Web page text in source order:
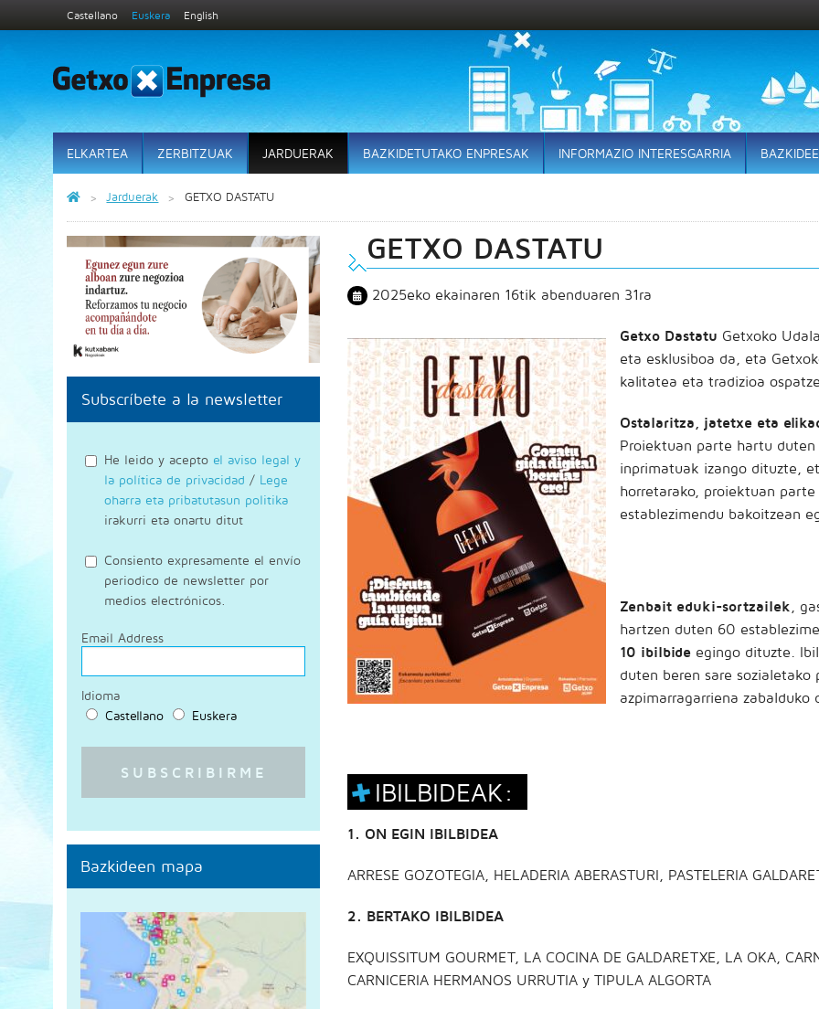
Castellano Euskera English
ELKARTEA ZERBITZUAK JARDUERAK BAZKIDETUTAKO ENPRESAK INFORMAZIO INTERESGARRIA
Jarduerak GETXO DASTATU
GETXO DASTATU
2025eko ekainaren 16tik abenduaren 31ra
Getxo Dastatu Getxoko
eta esklusiboa da, eta
kalitatea eta tradizioa
Ostalaritza, jatetxe eta
Proiektuan parte hartu
inprimatuak izango dituzte,
horretarako, proiektuan
establezimendu bakoitzean
Zenbait eduki-sortzailek ,
hartzen duten 60
10 ibilbide egingo dituzte.
duten beren sare
azpimarragarriena zabalduko
IBILBIDEAK:
1. ON EGIN IBILBIDEA
ARRESE GOZOTEGIA, HELADERIA ABERASTURI, PASTELERIA
2. BERTAKO IBILBIDEA
EXQUISSITUM GOURMET, LA COCINA DE GALDARETXE, LA OKA,
CARNICERIA HERMANOS URRUTIA y TIPULA ALGORTA
Subscríbete a la newsletter
He leido y acepto el aviso legal y
la política de privacidad / Lege
oharra eta pribatutasun politika
irakurri eta onartu ditut
Consiento expresamente el envío
periodico de newsletter por
medios electrónicos.
Email Address
Idioma
Castellano
Euskera
Bazkideen mapa